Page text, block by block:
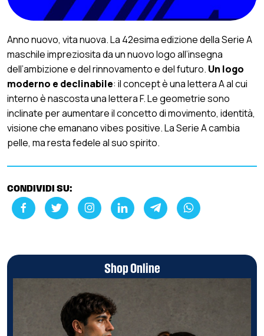
Anno nuovo, vita nuova. La 42esima edizione della Serie A
maschile impreziosita da un nuovo logo all’insegna
dell’ambizione e del rinnovamento e del futuro. Un logo
moderno e declinabile: il concept è una lettera A al cui
interno è nascosta una lettera F. Le geometrie sono
inclinate per aumentare il concetto di movimento, identità,
visione che emanano vibes positive. La Serie A cambia
pelle, ma resta fedele al suo spirito.
CONDIVIDI SU:
Shop Online